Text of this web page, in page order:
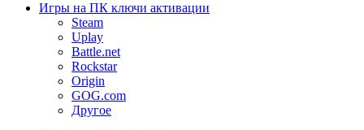
Игры на ПК ключи активации
Steam
Uplay
Battle.net
Rockstar
Origin
GOG.com
Другое